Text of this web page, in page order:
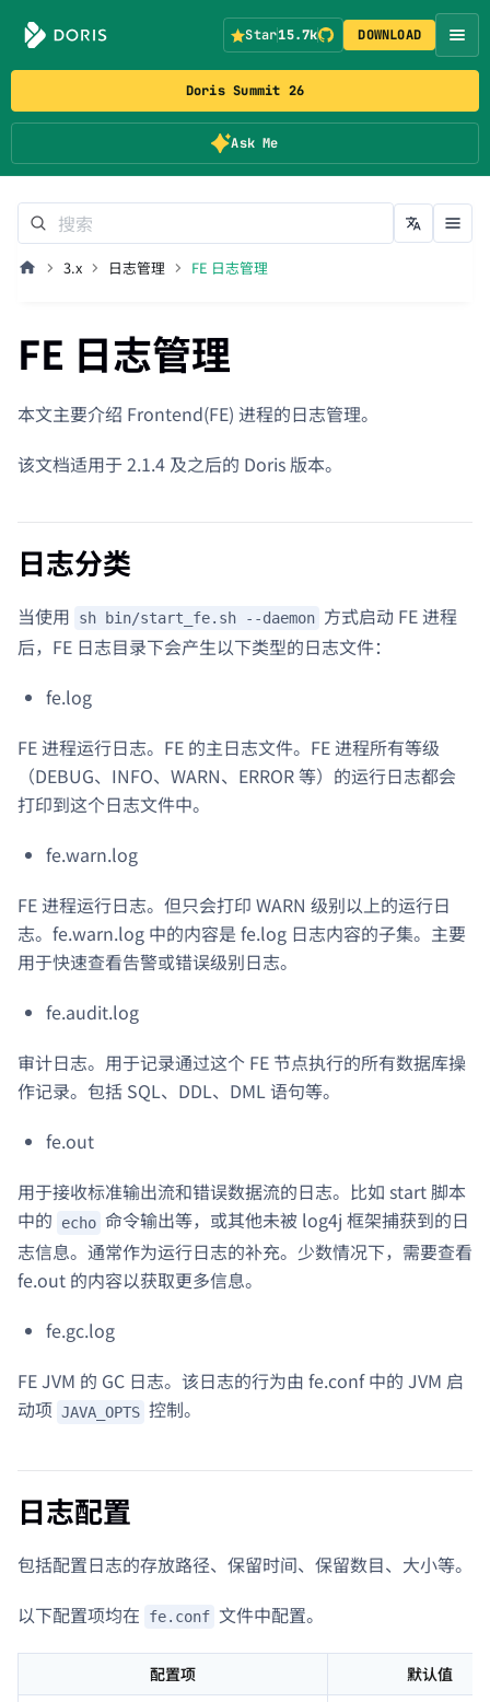
Doris Summit 26
Ask Me
Star15.7k DOWNLOAD
3.x 日志管理 FE 日志管理
FE 日志管理
本文主要介绍 Frontend(FE) 进程的日志管理。
该文档适用于 2.1.4 及之后的 Doris 版本。
日志分类
当使用 sh bin/start_fe.sh --daemon 方式启动 FE 进程
后，FE 日志目录下会产生以下类型的日志文件：
fe.log
FE 进程运行日志。FE 的主日志文件。FE 进程所有等级
（DEBUG、INFO、WARN、ERROR 等）的运行日志都会
打印到这个日志文件中。
fe.warn.log
FE 进程运行日志。但只会打印 WARN 级别以上的运行日
志。fe.warn.log 中的内容是 fe.log 日志内容的子集。主要
用于快速查看告警或错误级别日志。
fe.audit.log
审计日志。用于记录通过这个 FE 节点执行的所有数据库操
作记录。包括 SQL、DDL、DML 语句等。
fe.out
用于接收标准输出流和错误数据流的日志。比如 start 脚本
中的
echo 命令输出等，或其他未被 log4j 框架捕获到的日
志信息。通常作为运行日志的补充。少数情况下，需要查看
fe.out 的内容以获取更多信息。
fe.gc.log
FE JVM 的 GC 日志。该日志的行为由 fe.conf 中的 JVM 启
动项 JAVA_OPTS 控制。
日志配置
包括配置日志的存放路径、保留时间、保留数目、大小等。
以下配置项均在
fe.conf 文件中配置。
配置项 默认值